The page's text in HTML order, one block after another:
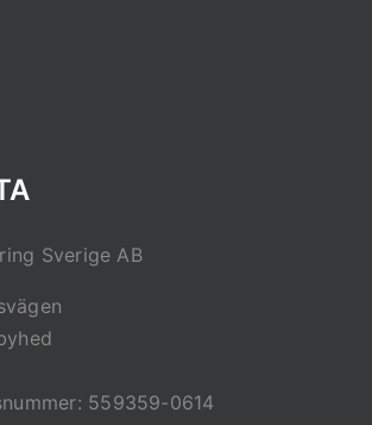
Sverige AB
559359-0614